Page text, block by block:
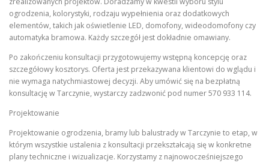
ogrodzenia, kolorystyki, rodzaju wypełnienia oraz dodatkowych
elementów, takich jak oświetlenie LED, domofony, wideodomofony czy
automatyka bramowa. Każdy szczegół jest dokładnie omawiany.
Po zakończeniu konsultacji przygotowujemy wstępną koncepcję oraz
szczegółowy kosztorys. Oferta jest przekazywana klientowi do wglądu i
nie wymaga natychmiastowej decyzji. Aby umówić się na bezpłatną
konsultację w Tarczynie, wystarczy zadzwonić pod numer 570 933 114.
Projektowanie
Projektowanie ogrodzenia, bramy lub balustrady w Tarczynie to etap, w
którym wszystkie ustalenia z konsultacji przekształcają się w konkretne
plany techniczne i wizualizacje. Korzystamy z najnowocześniejszego